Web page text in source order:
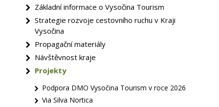
Základní informace o Vysočina Tourism
Strategie rozvoje cestovního ruchu v Kraji
Vysočina
Propagační materiály
Návštěvnost kraje
Projekty
Podpora DMO Vysočina Tourism v roce 2026
Via Silva Nortica